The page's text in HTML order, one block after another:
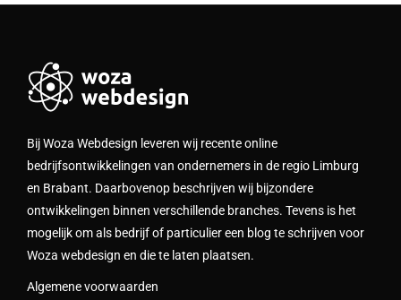
Bij Woza Webdesign leveren wij recente online
bedrijfsontwikkelingen van ondernemers in de regio Limburg
en Brabant. Daarbovenop beschrijven wij bijzondere
ontwikkelingen binnen verschillende branches. Tevens is het
mogelijk om als bedrijf of particulier een blog te schrijven voor
Woza webdesign en die te laten plaatsen.
Algemene voorwaarden